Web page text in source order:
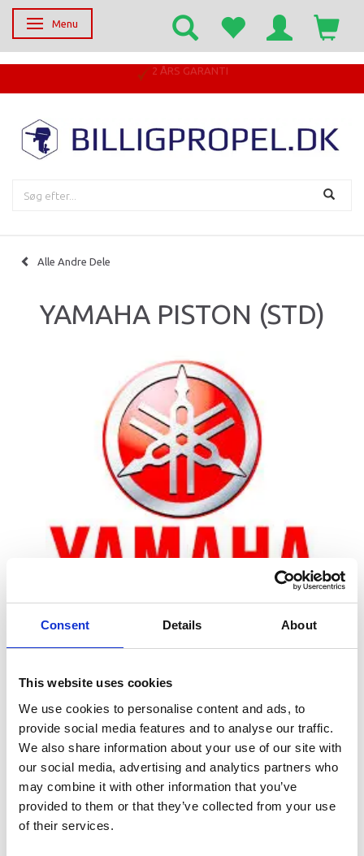
Consent Details About
This website uses cookies
We use cookies to personalise content and ads, to
provide social media features and to analyse our traffic.
We also share information about your use of our site with
our social media, advertising and analytics partners who
may combine it with other information that you’ve
provided to them or that they’ve collected from your use
of their services.
Skifte navigation
Menu
2 ÅRS GARANTI
Alle Andre Dele
YAMAHA PISTON (STD)
Leveringstid er 5-6 dag(e)
Model/varenr.: 6P2116311093
1.121,58 DKK
Læg i kurv